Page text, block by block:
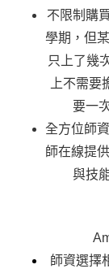
不限制購
學期，但
只上了幾
上不需
要一
全方位師
師在線提
與技
師資選擇